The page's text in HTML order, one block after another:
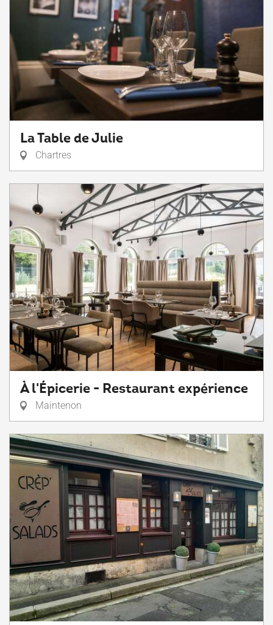
La Table de Julie
Chartres
À l'Épicerie - Restaurant expérience
Maintenon